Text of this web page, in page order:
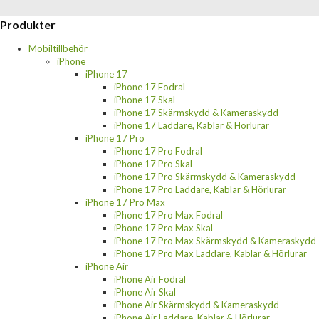
Produkter
Mobiltillbehör
iPhone
iPhone 17
iPhone 17 Fodral
iPhone 17 Skal
iPhone 17 Skärmskydd & Kameraskydd
iPhone 17 Laddare, Kablar & Hörlurar
iPhone 17 Pro
iPhone 17 Pro Fodral
iPhone 17 Pro Skal
iPhone 17 Pro Skärmskydd & Kameraskydd
iPhone 17 Pro Laddare, Kablar & Hörlurar
iPhone 17 Pro Max
iPhone 17 Pro Max Fodral
iPhone 17 Pro Max Skal
iPhone 17 Pro Max Skärmskydd & Kameraskydd
iPhone 17 Pro Max Laddare, Kablar & Hörlurar
iPhone Air
iPhone Air Fodral
iPhone Air Skal
iPhone Air Skärmskydd & Kameraskydd